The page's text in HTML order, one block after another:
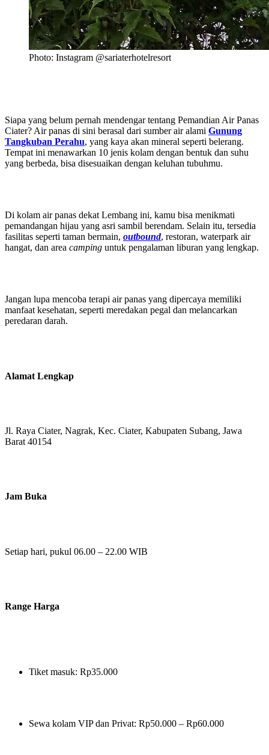
Photo: Instagram @sariaterhotelresort
Siapa yang belum pernah mendengar tentang Pemandian Air Panas
Ciater? Air panas di sini berasal dari sumber air alami Gunung
Tangkuban Perahu, yang kaya akan mineral seperti belerang.
Tempat ini menawarkan 10 jenis kolam dengan bentuk dan suhu
yang berbeda, bisa disesuaikan dengan keluhan tubuhmu.
Di kolam air panas dekat Lembang ini, kamu bisa menikmati
pemandangan hijau yang asri sambil berendam. Selain itu, tersedia
fasilitas seperti taman bermain, outbound, restoran, waterpark air
hangat, dan area camping untuk pengalaman liburan yang lengkap.
Jangan lupa mencoba terapi air panas yang dipercaya memiliki
manfaat kesehatan, seperti meredakan pegal dan melancarkan
peredaran darah.
Alamat Lengkap
Jl. Raya Ciater, Nagrak, Kec. Ciater, Kabupaten Subang, Jawa
Barat 40154
Jam Buka
Setiap hari, pukul 06.00 – 22.00 WIB
Range Harga
Tiket masuk: Rp35.000
Sewa kolam VIP dan Privat: Rp50.000 – Rp60.000